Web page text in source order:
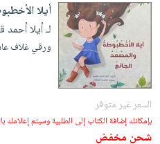
كتابك
تواصل
معنا
أيلا
لـ أيلا أحمد
ورقي غلاف
السعر غير متوفر
بإمكانك إضافة الكتاب إلى الطلبية وسيتم إعلامك
شحن مخفض